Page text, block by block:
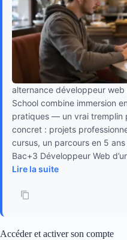
alternance développeur
School combine immersion
pratiques — un vrai tremplin
concret : projets
cursus, un parcours en 5
Bac+3 Développeur Web
Lire la suite
Accéder et activer son compte